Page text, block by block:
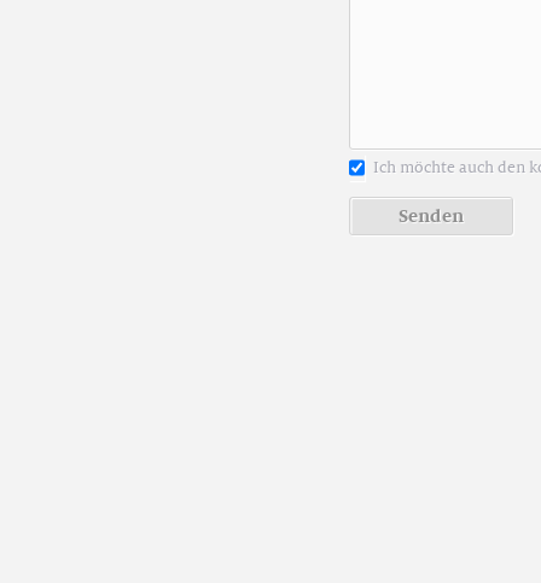
Ich möchte auch den
Senden